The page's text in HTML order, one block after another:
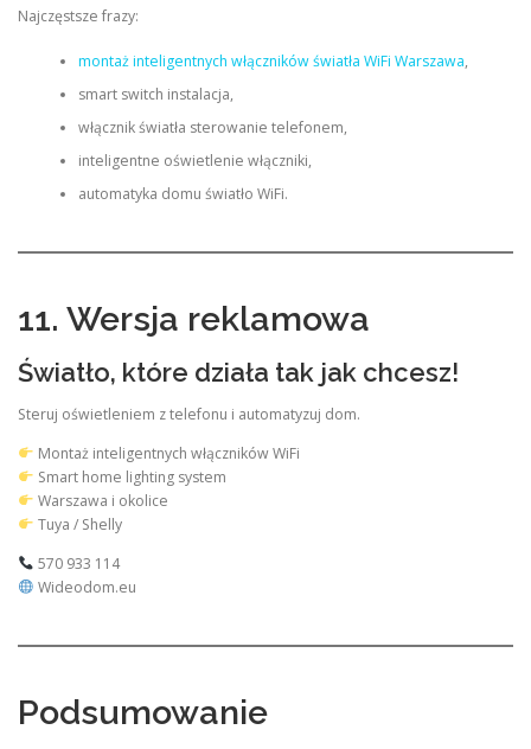
Najczęstsze frazy:
montaż inteligentnych włączników światła WiFi Warszawa,
smart switch instalacja,
włącznik światła sterowanie telefonem,
inteligentne oświetlenie włączniki,
automatyka domu światło WiFi.
11. Wersja reklamowa
Światło, które działa tak jak chcesz!
Steruj oświetleniem z telefonu i automatyzuj dom.
Montaż inteligentnych włączników WiFi
Smart home lighting system
Warszawa i okolice
Tuya / Shelly
570 933 114
Wideodom.eu
Podsumowanie